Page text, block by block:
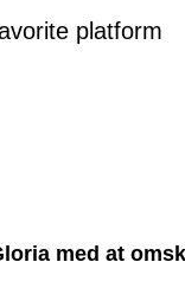
platform
med at